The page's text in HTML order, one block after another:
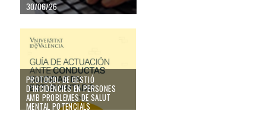
30/06/26
PROTOCOL DE GESTIÓ D’INCIDÈNCIES EN PERSONES AMB
PROTOCOL DE GESTIÓ
D’INCIDÈNCIES EN PERSONES
AMB PROBLEMES DE SALUT
MENTAL POTENCIALS